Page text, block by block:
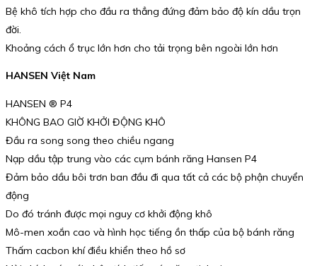
Bệ khô tích hợp cho đầu ra thẳng đứng đảm bảo độ kín dầu trọn
đời.
Khoảng cách ổ trục lớn hơn cho tải trọng bên ngoài lớn hơn
HANSEN Việt Nam
HANSEN ® P4
KHÔNG BAO GIỜ KHỞI ĐỘNG KHÔ
Đầu ra song song theo chiều ngang
Nạp dầu tập trung vào các cụm bánh răng Hansen P4
Đảm bảo dầu bôi trơn ban đầu đi qua tất cả các bộ phận chuyển
động
Do đó tránh được mọi nguy cơ khởi động khô
Mô-men xoắn cao và hình học tiếng ồn thấp của bộ bánh răng
Thấm cacbon khí điều khiển theo hồ sơ